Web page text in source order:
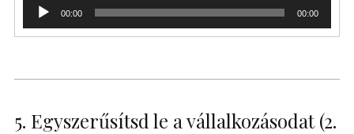
Audió
lejátszó00:00 00:00
5. Egyszerűsítsd le a vállalkozásodat (2.